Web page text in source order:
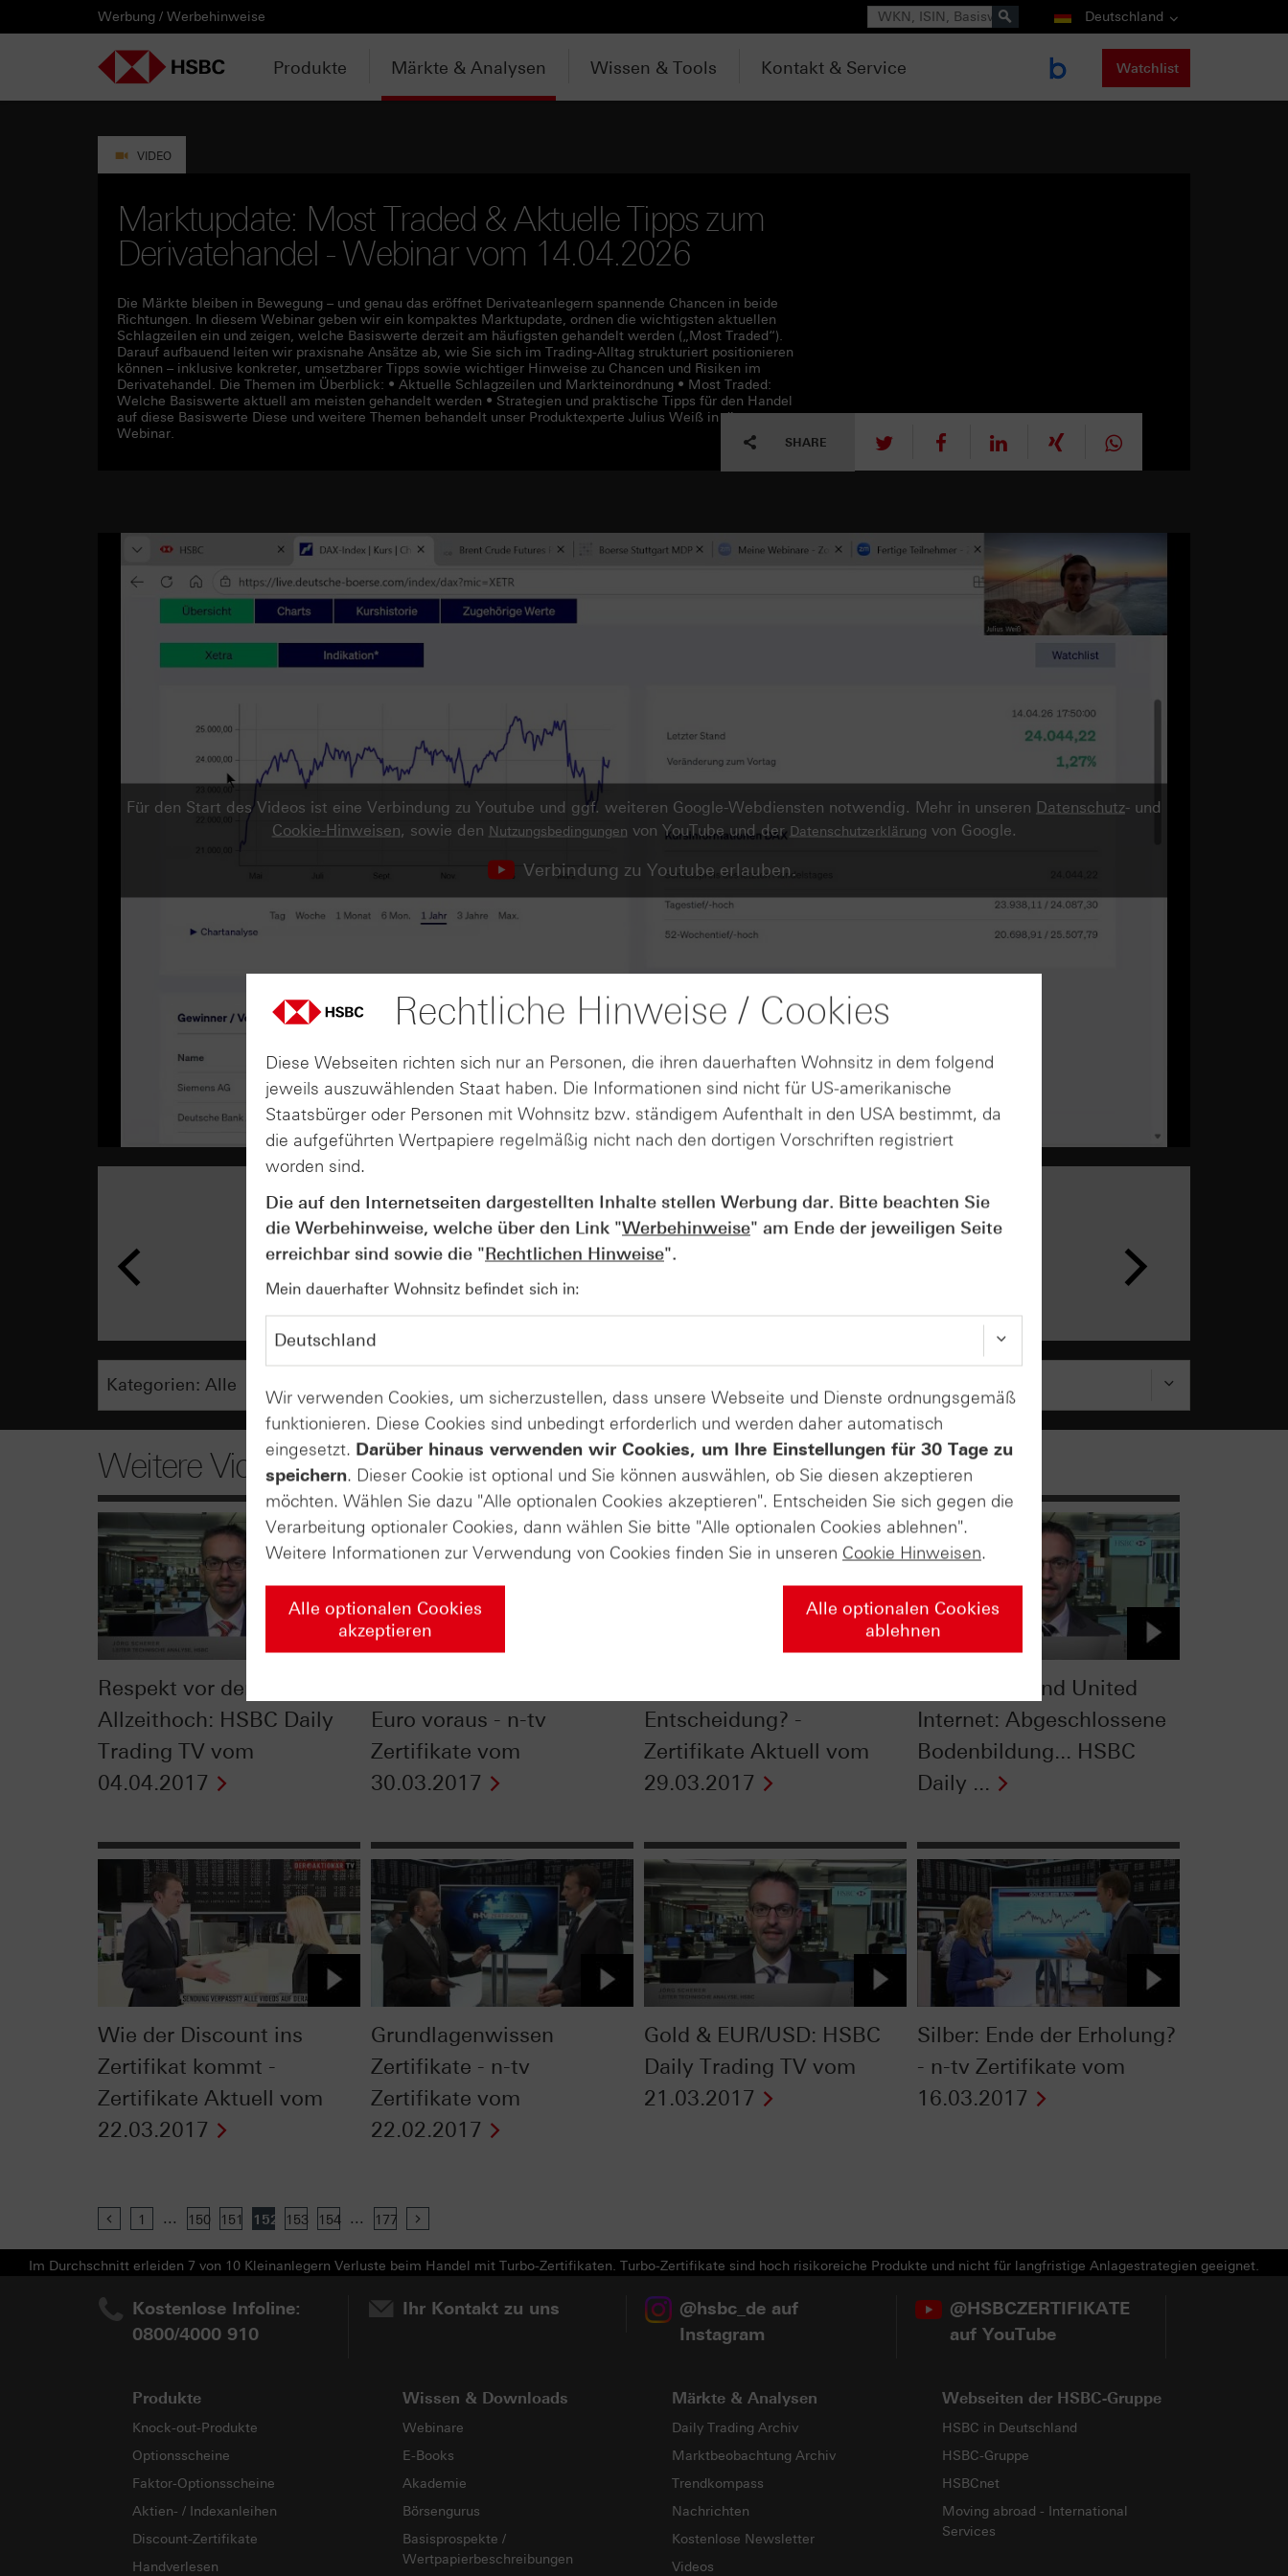
PRODUKTE
HEBELPRODUKTE
MÄRKTE & ANALYSEN
WISSEN & TOOLS
KONTAKT & SERVICE
DOWNLOADCENTER
LÄNDERAUSWAHL
Deutschland
AUSGEWÄHLTE SEITEN
HEBELPRODUKTE
Knock-out-Produkte
Weitere Hebelprodukte
Ausgestoppte Produkte
Intraday-Emissionen
ANLAGEPRODUKTE
Aktien- / Indexanleihen
Discount-Zertifikate
Express-Zertifikate
AKTUELLES
Neuemissionen
Trading-Aktionen
Intraday-Emissionen
ANALYSEN
Daily Trading
Trendkompass
Newsletter-Abonnement
VIDEOS
ntv-Zertifikate mit HSBC
Zertifikate Aktuell mit HSBC
WATCHLIST
Login / Zur Watchlist
WEBINARE
Webinartermine
WISSEN
kostenlose eBooks
Aktien- / Indexanleihen Rechner
Open End Knock-out-Produkte
KONTAKT
Kontaktformular
SERVICE
Wir über uns
DOWNLOADCENTER
Basisprospekte /
Wertpapierbeschreibungen
Unvollständige
Werbung / Werbehinweise Suche Deutschland
Produkte Märkte & Analysen Wissen & Tools Kontakt & Service Watchlist
VIDEO
Marktupdate: Most Traded & Aktuelle Tipps zum
Derivatehandel - Webinar vom 14.04.2026
Die Märkte bleiben in Bewegung – und genau das eröffnet Derivateanlegern spannende Chancen in beide
Richtungen. In diesem Webinar geben wir ein kompaktes Marktupdate, ordnen die wichtigsten aktuellen
Schlagzeilen ein und zeigen, welche Basiswerte derzeit am häufigsten gehandelt werden („Most Traded“).
Darauf aufbauend leiten wir praxisnahe Ansätze ab, wie Sie sich im Trading-Alltag strukturiert positionieren
können – inklusive konkreter, umsetzbarer Tipps sowie wichtiger Hinweise zu Chancen und Risiken im
Derivatehandel. Die Themen im Überblick: • Aktuelle Schlagzeilen und Markteinordnung • Most Traded:
Welche Basiswerte aktuell am meisten gehandelt werden • Strategien und praktische Tipps für den Handel
auf diese Basiswerte Diese und weitere Themen behandelt unser Produktexperte Julius Weiß in diesem
Webinar.
SHARE tweet mitteilen
Für den Start des Videos ist eine Verbindung zu Youtube und ggf. weiteren Google-Webdiensten notwendig. Mehr in unseren Datenschutz- und
Cookie-Hinweisen, sowie den Nutzungsbedingungen von YouTube und der Datenschutzerklärung von Google.
Verbindung zu Youtube erlauben.
AUGUST
04
Der Blick ins Kleingedruckte: Kosten &
Kündigungen bei Derivaten - Webinar
Weitere Videos
Respekt vor dem
Allzeithoch: HSBC Daily
Trading TV vom
04.04.2017
Euro voraus - n-tv
Zertifikate vom
30.03.2017
Entscheidung? -
Zertifikate Aktuell vom
29.03.2017
EUR / USD und United
Internet: Abgeschlossene
Bodenbildung... HSBC
Daily ...
Wie der Discount ins
Zertifikat kommt -
Zertifikate Aktuell vom
22.03.2017
Grundlagenwissen
Zertifikate - n-tv
Zertifikate vom
22.02.2017
Gold & EUR/USD: HSBC
Daily Trading TV vom
21.03.2017
Silber: Ende der Erholung?
- n-tv Zertifikate vom
16.03.2017
Previous
1 ... 150 151 152 153 154 ... 177
Im Durchschnitt erleiden 7 von 10 Kleinanlegern Verluste beim Handel mit Turbo-Zertifikaten. Turbo-Zertifikate sind hoch risikoreiche Produkte und nicht für langfristige Anlagestrategien geeignet.
Kostenlose Infoline:
0800/4000 910
Ihr Kontakt zu uns
@hsbc_de auf
Instagram
@HSBCZERTIFIKATE
auf YouTube
Produkte
Knock-out-Produkte
Optionsscheine
Faktor-Optionsscheine
Aktien- / Indexanleihen
Discount-Zertifikate
Handverlesen
Wissen & Downloads
Webinare
E-Books
Akademie
Börsengurus
Basisprospekte /
Wertpapierbeschreibungen
Märkte & Analysen
Daily Trading Archiv
Marktbeobachtung Archiv
Trendkompass
Nachrichten
Kostenlose Newsletter
Videos
Webseiten der HSBC-Gruppe
HSBC in Deutschland
HSBC-Gruppe
HSBCnet
Moving abroad - International
Services
Rechtliche Hinweise / Cookies
Diese Webseiten richten sich nur an Personen, die ihren dauerhaften Wohnsitz in dem folgend
jeweils auszuwählenden Staat haben. Die Informationen sind nicht für US-amerikanische
Staatsbürger oder Personen mit Wohnsitz bzw. ständigem Aufenthalt in den USA bestimmt, da
die aufgeführten Wertpapiere regelmäßig nicht nach den dortigen Vorschriften registriert
worden sind.
Die auf den Internetseiten dargestellten Inhalte stellen Werbung dar. Bitte beachten Sie
die Werbehinweise, welche über den Link "Werbehinweise" am Ende der jeweiligen Seite
erreichbar sind sowie die "Rechtlichen Hinweise".
Mein dauerhafter Wohnsitz befindet sich in:
Wir verwenden Cookies, um sicherzustellen, dass unsere Webseite und Dienste ordnungsgemäß
funktionieren. Diese Cookies sind unbedingt erforderlich und werden daher automatisch
eingesetzt. Darüber hinaus verwenden wir Cookies, um Ihre Einstellungen für 30 Tage zu
speichern. Dieser Cookie ist optional und Sie können auswählen, ob Sie diesen akzeptieren
möchten. Wählen Sie dazu "Alle optionalen Cookies akzeptieren". Entscheiden Sie sich gegen die
Verarbeitung optionaler Cookies, dann wählen Sie bitte "Alle optionalen Cookies ablehnen".
Weitere Informationen zur Verwendung von Cookies finden Sie in unseren Cookie Hinweisen.
Alle optionalen Cookies
akzeptieren
Alle optionalen Cookies
ablehnen